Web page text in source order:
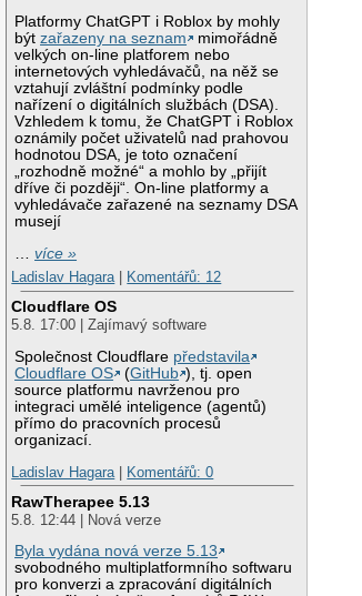
Platformy ChatGPT i Roblox by mohly
býtzařazeny na seznam
mimořádně
velkých on-line platforem nebo
internetových vyhledávačů, na něž se
vztahují zvláštní podmínky podle
nařízení o digitálních službách (DSA).
Vzhledem k tomu, že ChatGPT i Roblox
oznámily počet uživatelů nad prahovou
hodnotou DSA, je toto označení
„rozhodně možné“ a mohlo by „přijít
dříve či později“. On-line platformy a
vyhledávače zařazené na seznamy DSA
musejí
…více »
Ladislav Hagara| Komentářů: 12
Cloudflare OS
5.8. 17:00 | Zajímavý software
Společnost Cloudflare představila
Cloudflare OS
(GitHub ), tj. open
source platformu navrženou pro
integraci umělé inteligence (agentů)
přímo do pracovních procesů
organizací.
Ladislav Hagara| Komentářů: 0
RawTherapee 5.13
5.8. 12:44 | Nová verze
Byla vydána nová verze 5.13
svobodného multiplatformního softwaru
pro konverzi a zpracování digitálních